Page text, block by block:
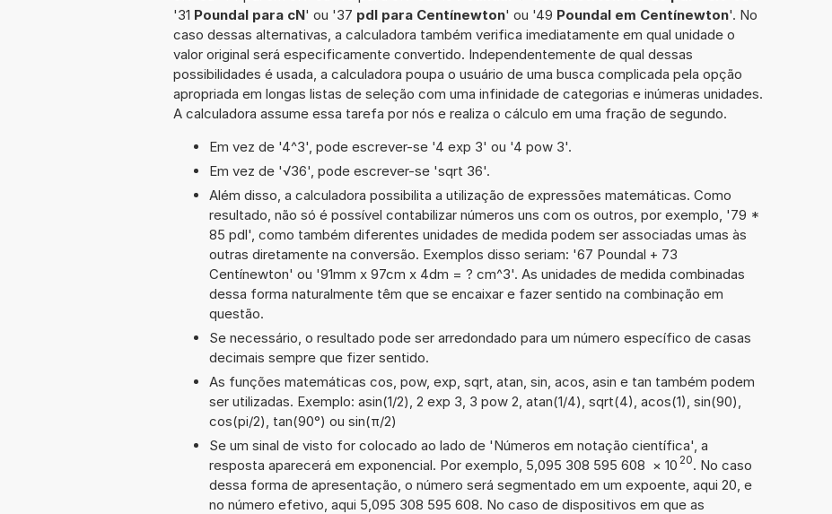
'31 Poundal para cN' ou '37 pdl para Centínewton' ou '49 Poundal em Centínewton'. No
caso dessas alternativas, a calculadora também verifica imediatamente em qual unidade o
valor original será especificamente convertido. Independentemente de qual dessas
possibilidades é usada, a calculadora poupa o usuário de uma busca complicada pela opção
apropriada em longas listas de seleção com uma infinidade de categorias e inúmeras unidades.
A calculadora assume essa tarefa por nós e realiza o cálculo em uma fração de segundo.
Em vez de '4^3', pode escrever-se '4 exp 3' ou '4 pow 3'.
Em vez de '√36', pode escrever-se 'sqrt 36'.
Além disso, a calculadora possibilita a utilização de expressões matemáticas. Como
resultado, não só é possível contabilizar números uns com os outros, por exemplo, '79 *
85 pdl', como também diferentes unidades de medida podem ser associadas umas às
outras diretamente na conversão. Exemplos disso seriam: '67 Poundal + 73
Centínewton' ou '91mm x 97cm x 4dm = ? cm^3'. As unidades de medida combinadas
dessa forma naturalmente têm que se encaixar e fazer sentido na combinação em
questão.
Se necessário, o resultado pode ser arredondado para um número específico de casas
decimais sempre que fizer sentido.
As funções matemáticas cos, pow, exp, sqrt, atan, sin, acos, asin e tan também podem
ser utilizadas. Exemplo: asin(1/2), 2 exp 3, 3 pow 2, atan(1/4), sqrt(4), acos(1), sin(90),
cos(pi/2), tan(90°) ou sin(π/2)
Se um sinal de visto for colocado ao lado de 'Números em notação científica', a
resposta aparecerá em exponencial. Por exemplo, 5,095 308 595 608 × 10 20. No caso
dessa forma de apresentação, o número será segmentado em um expoente, aqui 20, e
no número efetivo, aqui 5,095 308 595 608. No caso de dispositivos em que as